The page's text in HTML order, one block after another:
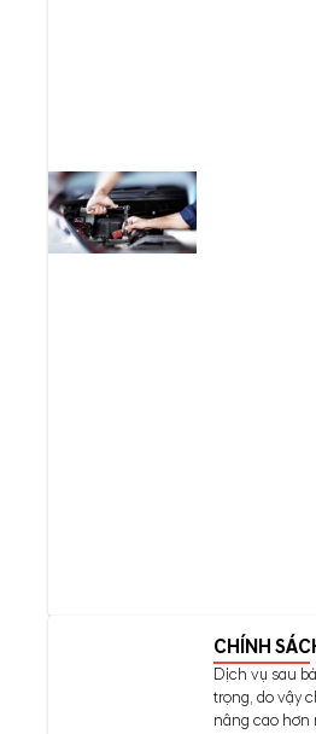
CHÍNH
Dịch vụ sau
trọng, do vậy
nâng cao hơn